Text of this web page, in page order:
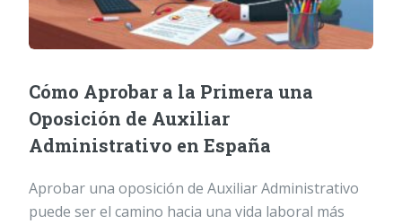
Cómo Aprobar a la Primera una
Oposición de Auxiliar
Administrativo en España
Aprobar una oposición de Auxiliar Administrativo
puede ser el camino hacia una vida laboral más